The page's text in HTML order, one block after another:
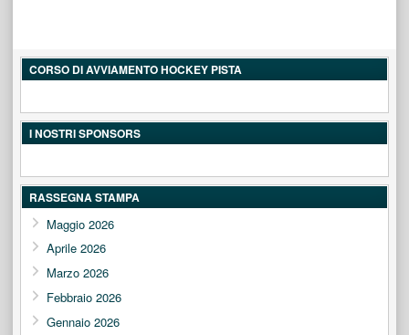
CORSO DI AVVIAMENTO HOCKEY PISTA
I NOSTRI SPONSORS
RASSEGNA STAMPA
Maggio 2026
Aprile 2026
Marzo 2026
Febbraio 2026
Gennaio 2026